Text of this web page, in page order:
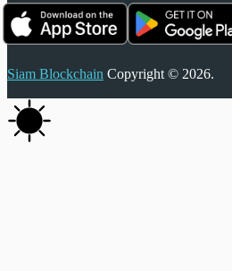
Siam Blockchain Copyright © 2026.